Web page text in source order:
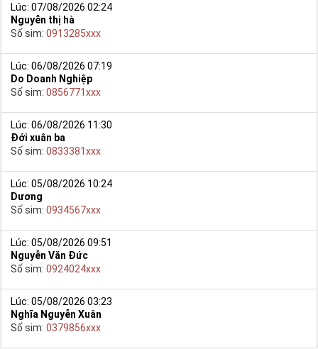
Lúc: 07/08/2026 02:24
Nguyễn thị hà
Số sim: 0913285xxx
Lúc: 06/08/2026 07:19
Do Doanh Nghiệp
Số sim: 0856771xxx
Lúc: 06/08/2026 11:30
Đới xuân ba
Số sim: 0833381xxx
Lúc: 05/08/2026 10:24
Dương
Số sim: 0934567xxx
Lúc: 05/08/2026 09:51
Nguyễn Văn Đức
Số sim: 0924024xxx
Lúc: 05/08/2026 03:23
Nghĩa Nguyễn Xuân
Số sim: 0379856xxx